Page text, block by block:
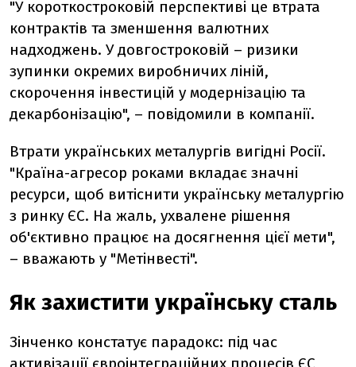
"У короткостроковій перспективі це втрата
контрактів та зменшення валютних
надходжень. У довгостроковій – ризики
зупинки окремих виробничих ліній,
скорочення інвестицій у модернізацію та
декарбонізацію", – повідомили в компанії.
Втрати українських металургів вигідні Росії.
"Країна-агресор роками вкладає значні
ресурси, щоб витіснити українську металургію
з ринку ЄС. На жаль, ухвалене рішення
об'єктивно працює на досягнення цієї мети",
– вважають у "Метінвесті".
Як захистити українську сталь
Зінченко констатує парадокс: під час